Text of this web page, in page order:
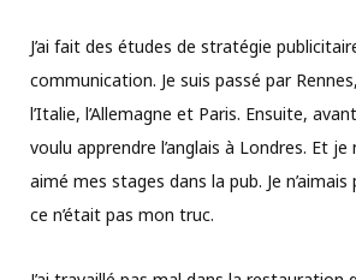
J’ai fait des études de stratégie
communication. Je suis passé par
l’Italie, l’Allemagne et Paris. Ensuite,
voulu apprendre l’anglais à Londres. Et je
aimé mes stages dans la pub. Je n’aimais
ce n’était pas mon truc.